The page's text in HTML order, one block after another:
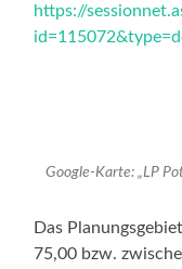
https://
Google-Karte: „LP
Das
75,00 bzw.